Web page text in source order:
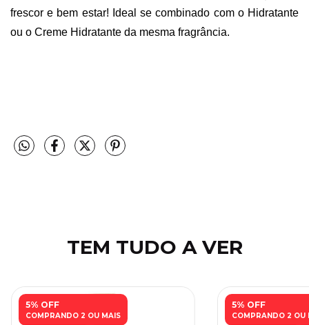
frescor e bem estar! Ideal se combinado com o Hidratante
ou o Creme Hidratante da mesma fragrância.
TEM TUDO A VER
5% OFF
COMPRANDO 2 OU MAIS
5% OFF
COMPRANDO 2 OU